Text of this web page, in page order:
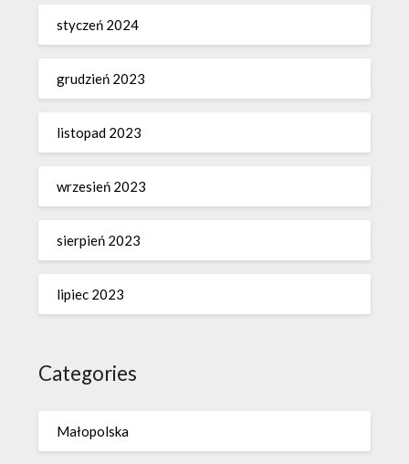
styczeń 2024
grudzień 2023
listopad 2023
wrzesień 2023
sierpień 2023
lipiec 2023
Categories
Małopolska